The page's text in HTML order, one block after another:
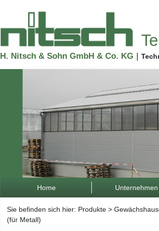
H.Nitsch&SohnGmbH&Co.KG |
Home Unternehmen
Siebefindensichhier: Produkte >
(fürMetall)